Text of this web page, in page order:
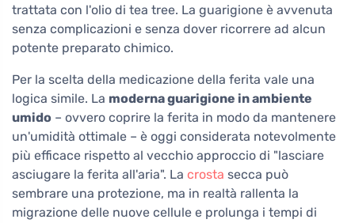
trattata con l'olio di tea tree. La guarigione è avvenuta
senza complicazioni e senza dover ricorrere ad alcun
potente preparato chimico.
Per la scelta della medicazione della ferita vale una
logica simile. La moderna guarigione in ambiente
umido – ovvero coprire la ferita in modo da mantenere
un'umidità ottimale – è oggi considerata notevolmente
più efficace rispetto al vecchio approccio di "lasciare
asciugare la ferita all'aria". La crosta secca può
sembrare una protezione, ma in realtà rallenta la
migrazione delle nuove cellule e prolunga i tempi di